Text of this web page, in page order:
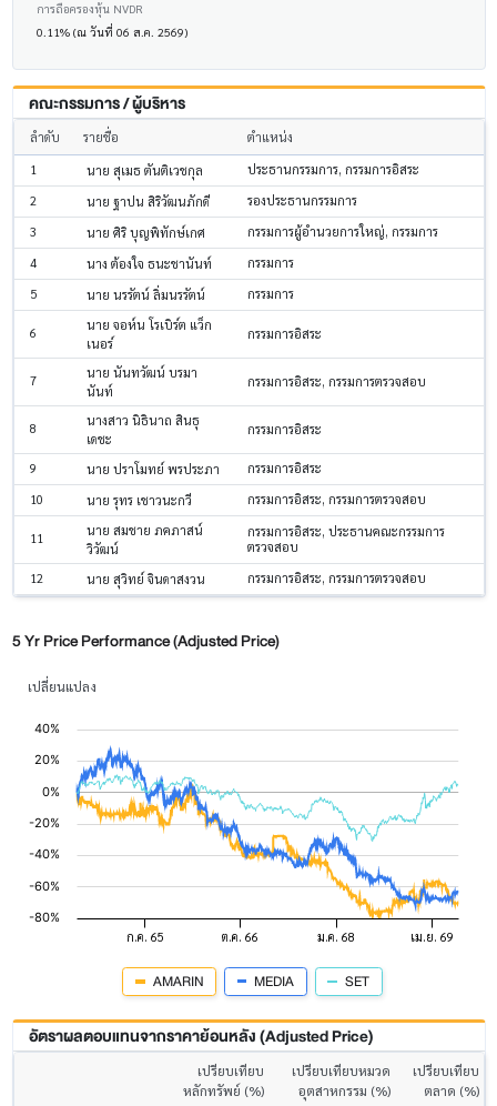
การถือครองหุ้น NVDR
0.11% (ณ วันที่ 06 ส.ค. 2569)
คณะกรรมการ / ผู้บริหาร
ลำดับ รายชื่อ
ตำแหน่ง
1
นาย สุเมธ ตันติเวชกุล
ประธานกรรมการ, กรรมการอิสระ
2
นาย ฐาปน สิริวัฒนภักดี
รองประธานกรรมการ
3
นาย ศิริ บุญพิทักษ์เกศ
กรรมการผู้อำนวยการใหญ่, กรรมการ
4
นาง ต้องใจ ธนะชานันท์
กรรมการ
5
นาย นรรัตน์ ลิ่มนรรัตน์ กรรมการ
6
นาย จอห์น โรเบิร์ต แว็ก
เนอร์
กรรมการอิสระ
7
นาย นันทวัฒน์ บรมา
นันท์
กรรมการอิสระ, กรรมการตรวจสอบ
8
นางสาว นิธินาถ สินธุ
เดชะ
กรรมการอิสระ
9 นาย ปราโมทย์ พรประภา
กรรมการอิสระ
10
นาย รุทร เชาวนะกวี กรรมการอิสระ, กรรมการตรวจสอบ
11
นาย สมชาย ภคภาสน์
วิวัฒน์
กรรมการอิสระ, ประธานคณะกรรมการ
ตรวจสอบ
12
นาย สุวิทย์ จินดาสงวน กรรมการอิสระ, กรรมการตรวจสอบ
5 Yr Price Performance (Adjusted Price)
เปลี่ยนแปลง
AMARIN MEDIA SET
อัตราผลตอบแทนจากราคาย้อนหลัง (Adjusted Price)
เปรียบเทียบ
หลักทรัพย์ (%)
เปรียบเทียบหมวด
อุตสาหกรรม (%)
เปรียบเทียบ
ตลาด (%)